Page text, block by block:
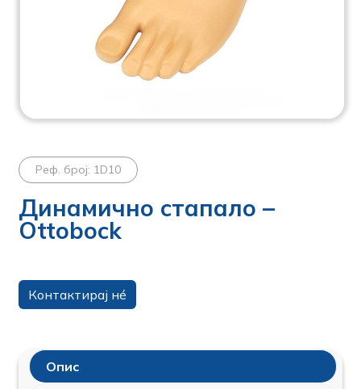
Реф. број: 1D10
Динамично стапало –
Ottobock
Контактирај нé
Опис